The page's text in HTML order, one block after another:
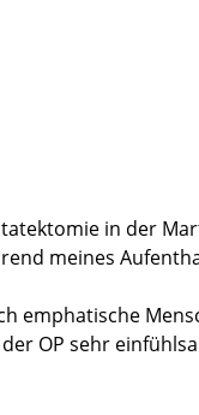
in der
meines
emphatische
OP sehr